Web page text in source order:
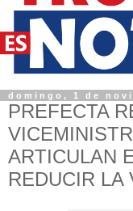
domingo, 1 de
PREFECTA
ARTICULAN
REDUCIR LA